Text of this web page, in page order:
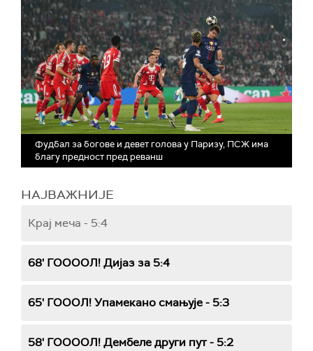
Фудбал за богове и девет голова у Паризу, ПСЖ има
благу предност пред реванш
НАЈВАЖНИЈЕ
Крај меча - 5:4
68' ГООООЛ! Дијаз за 5:4
65' ГОООЛ! Упамекано смањује - 5:3
58' ГООООЛ! Дембеле други пут - 5:2